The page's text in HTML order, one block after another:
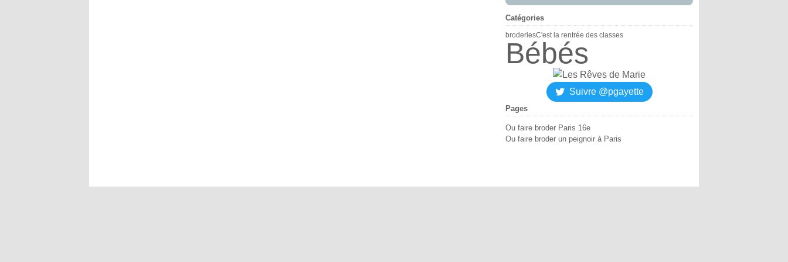
Catégories
broderiesC'est la rentrée des classes
Bébés
Suivre @pgayette
Pages
Ou faire broder Paris 16e
Ou faire broder un peignoir à Paris